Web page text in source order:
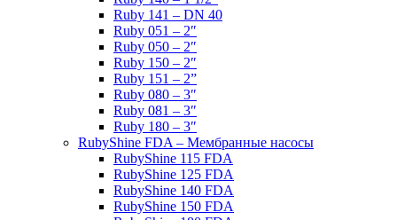
Ruby 141 – DN 40
Ruby 051 – 2″
Ruby 050 – 2″
Ruby 150 – 2″
Ruby 151 – 2”
Ruby 080 – 3″
Ruby 081 – 3″
Ruby 180 – 3″
RubyShine FDA – Мембранные насосы
RubyShine 115 FDA
RubyShine 125 FDA
RubyShine 140 FDA
RubyShine 150 FDA